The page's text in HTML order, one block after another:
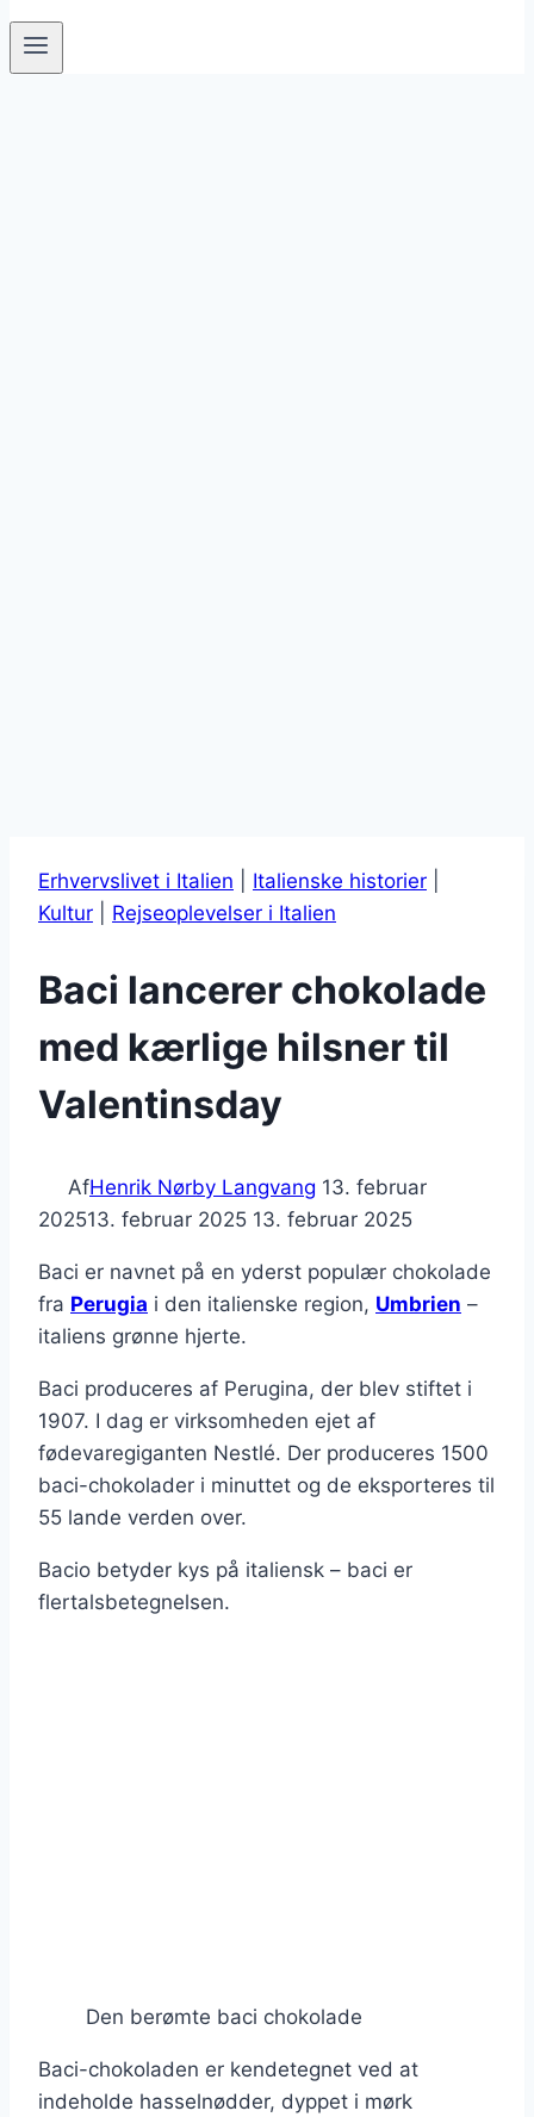
Erhvervslivet i Italien Italienske historier
Kultur
Rejseoplevelser i Italien
Baci lancerer chokolade
med kærlige hilsner til
Valentinsday
AfHenrik Nørby Langvang 13. februar
202513. februar 2025 13. februar 2025
Baci er navnet på en yderst populær chokolade
fra Perugia i den italienske region, Umbrien –
italiens grønne hjerte.
Baci produceres af Perugina, der blev stiftet i
1907. I dag er virksomheden ejet af
fødevaregiganten Nestlé. Der produceres 1500
baci-chokolader i minuttet og de eksporteres til
55 lande verden over.
Bacio betyder kys på italiensk – baci er
flertalsbetegnelsen.
Den berømte baci chokolade
Baci-chokoladen er kendetegnet ved at
indeholde hasselnødder, dyppet i mørk